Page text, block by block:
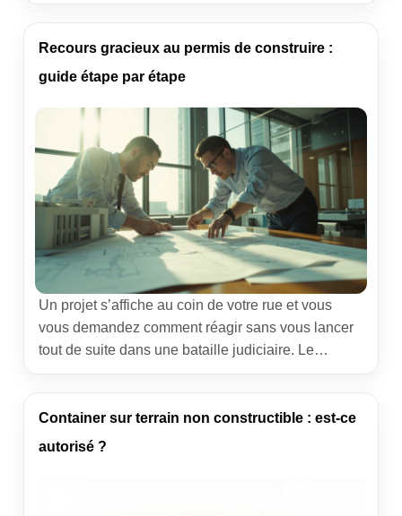
d’urbanisme, de la distance aux réseaux et de la
capacité des gestionnaires à […]
Recours gracieux au permis de construire :
guide étape par étape
Un projet s’affiche au coin de votre rue et vous
vous demandez comment réagir sans vous lancer
tout de suite dans une bataille judiciaire. Le
autorisation d’urbanisme lorsque des règles
semblent mal appliquées ou qu’un impact sur le
Container sur terrain non constructible : est-ce
autorisé ?